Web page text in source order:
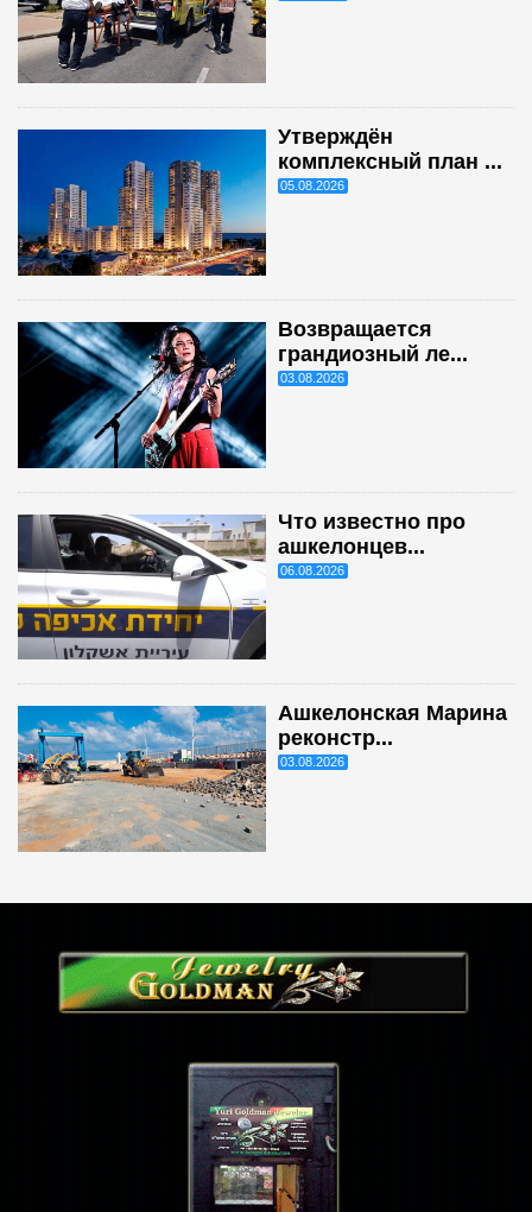
Утверждён
комплексный план ...
05.08.2026
Возвращается
грандиозный ле...
03.08.2026
Что известно про
ашкелонцев...
06.08.2026
Ашкелонская Марина
реконстр...
03.08.2026